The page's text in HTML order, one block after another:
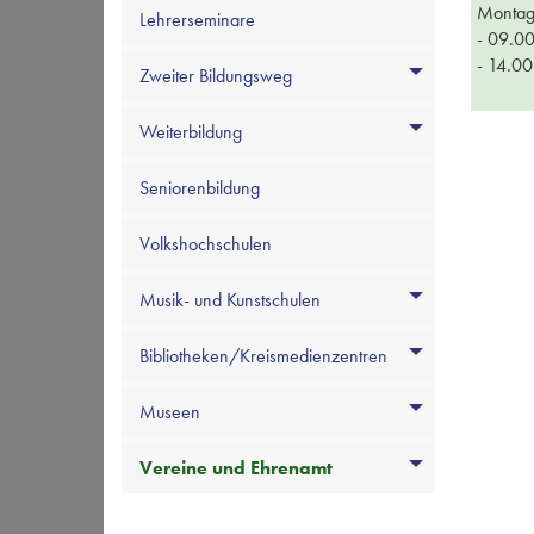
Lehrerseminare
Zweiter Bildungsweg
Weiterbildung
Seniorenbildung
Volkshochschulen
Musik- und Kunstschulen
Bibliotheken/Kreismedienzentren
Museen
Vereine und Ehrenamt
-
-